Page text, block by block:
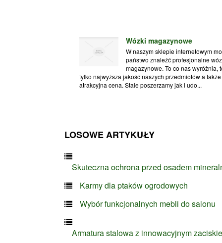
Wózki magazynowe
W naszym sklepie internetowym
państwo znaleźć profesjonalne
magazynowe. To co nas wyróżnia,
tylko najwyższa jakość naszych przedmiotów a
atrakcyjna cena. Stale poszerzamy jak i udo...
LOSOWE ARTYKUŁY
Skuteczna ochrona przed osadem
Karmy dla ptaków ogrodowych
Wybór funkcjonalnych mebli do salonu
Armatura stalowa z innowacyjnym